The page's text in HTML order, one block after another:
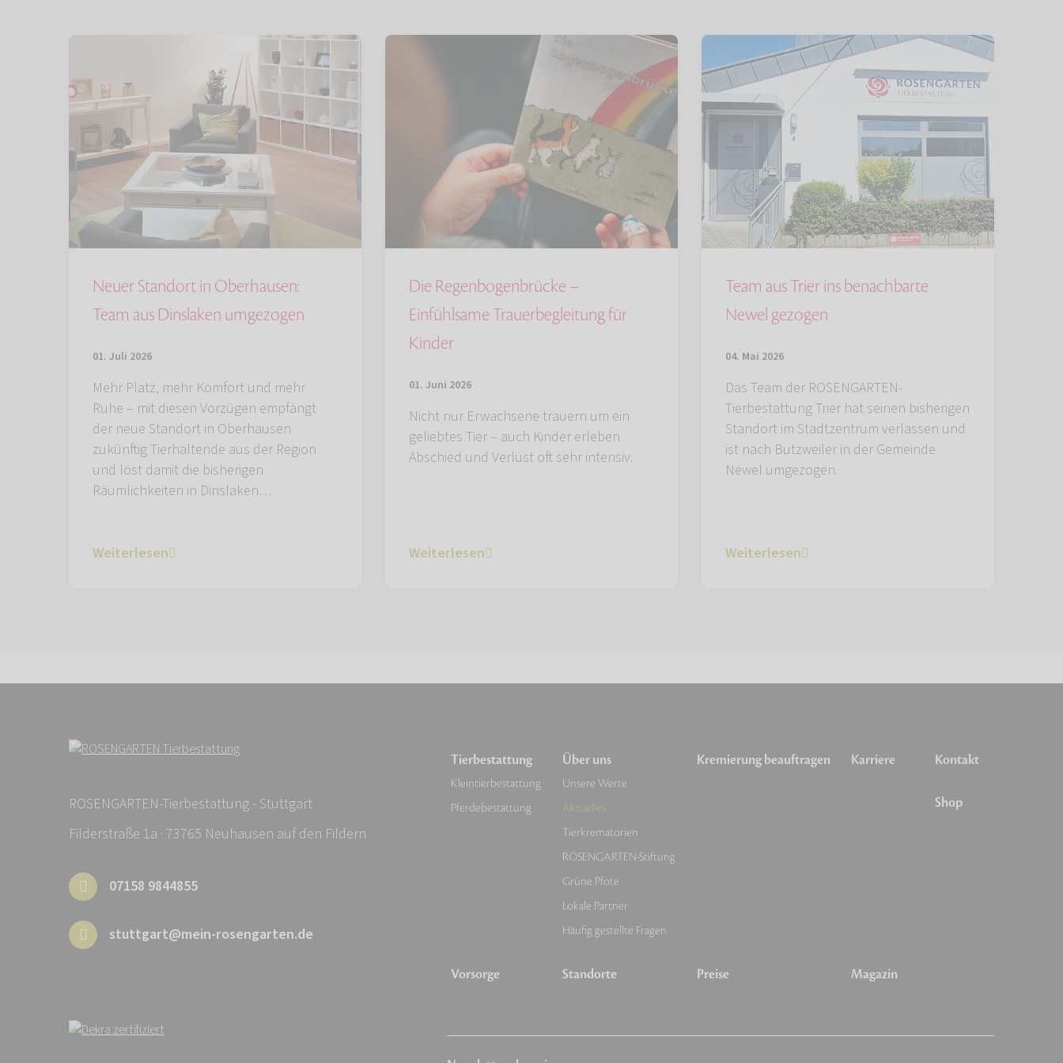
Neuer Standort in Oberhausen:
Team aus Dinslaken umgezogen
01. Juli 2026
Mehr Platz, mehr Komfort und mehr
Ruhe – mit diesen Vorzügen empfängt
der neue Standort in Oberhausen
zukünftig Tierhaltende aus der Region
und löst damit die bisherigen
Räumlichkeiten in Dinslaken…
Weiterlesen
Die Regenbogenbrücke –
Einfühlsame Trauerbegleitung für
Kinder
01. Juni 2026
Nicht nur Erwachsene trauern um ein
geliebtes Tier – auch Kinder erleben
Abschied und Verlust oft sehr intensiv.
Weiterlesen
Team aus Trier ins benachbarte
Newel gezogen
04. Mai 2026
Das Team der ROSENGARTEN-
Tierbestattung Trier hat seinen bisherigen
Standort im Stadtzentrum verlassen und
ist nach Butzweiler in der Gemeinde
Newel umgezogen.
Weiterlesen
ROSENGARTEN-Tierbestattung - Stuttgart
Filderstraße 1a · 73765 Neuhausen auf den Fildern
07158 9844855
stuttgart@mein-rosengarten.de
Tierbestattung
Kleintierbestattung
Pferdebestattung
Vorsorge
Über uns
Unsere Werte
Aktuelles
Tierkrematorien
ROSENGARTEN-Stiftung
Grüne Pfote
Lokale Partner
Häufig gestellte Fragen
Standorte
Kremierung beauftragen
Preise
Karriere
Magazin
Kontakt
Shop